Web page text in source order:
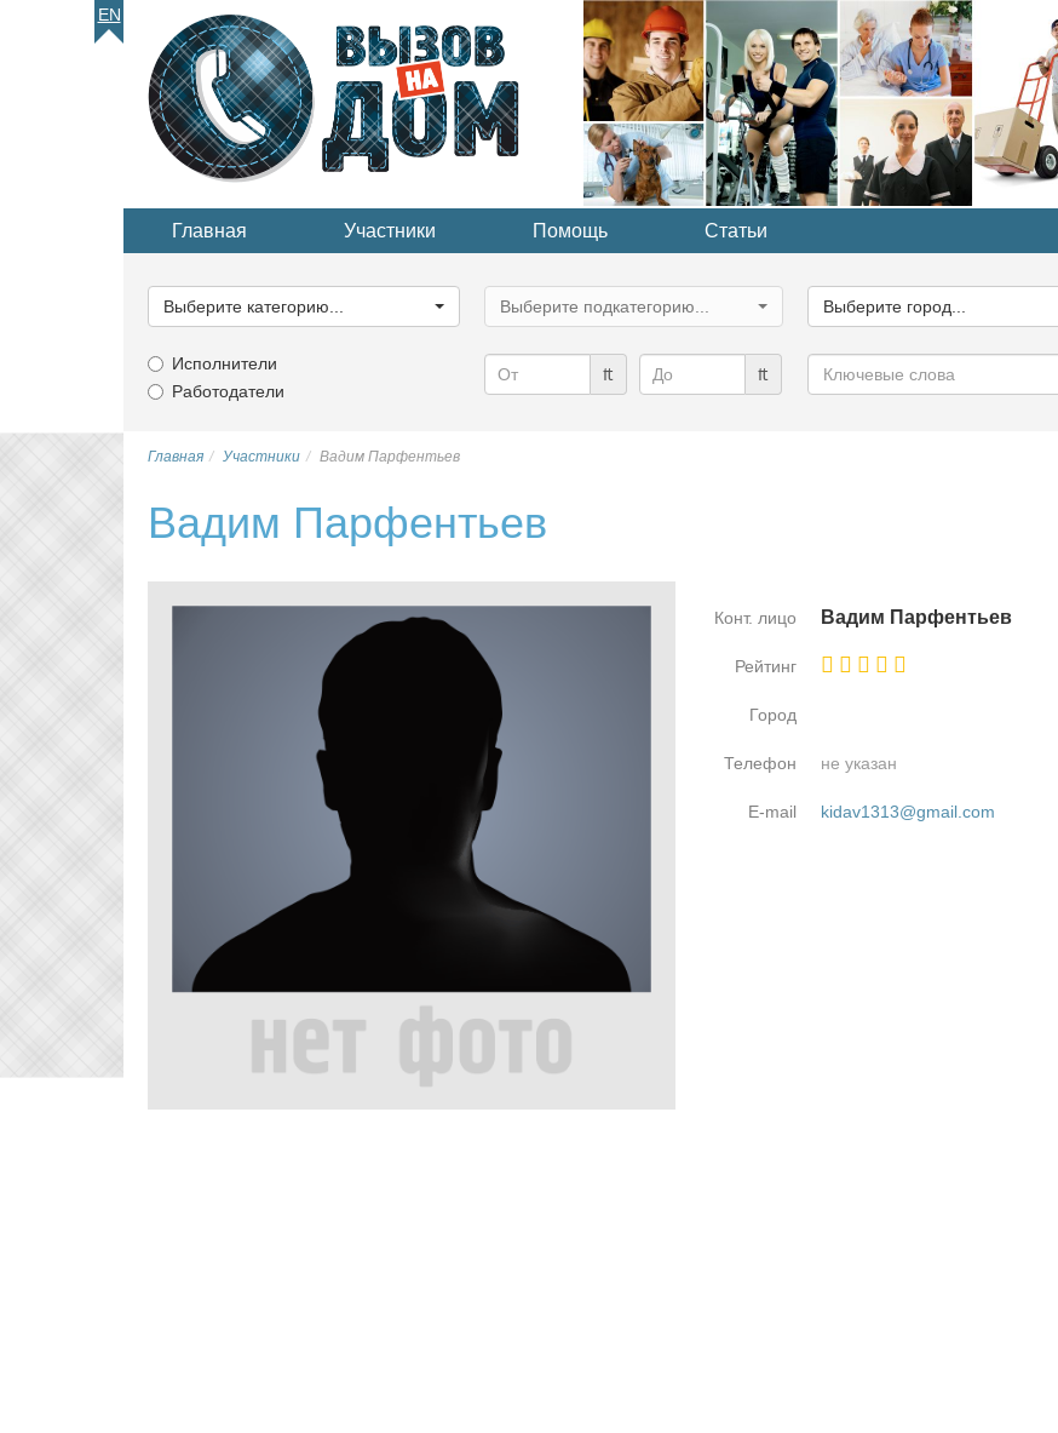
EN
Главная Участники Помощь Статьи
категорию...
Выберите категорию...
категорию...
Выберите подкатегорию...
город...
Выберите город...
Исполнители
Работодатели
₶ ₶
Ключевые
слова
Главная Участники Вадим Парфентьев
Вадим Парфентьев
Конт. лицо Ва­дим Пар­фен­тьев
Рейтинг
Город
Телефон не указан
E-mail kidav1313@gmail.com